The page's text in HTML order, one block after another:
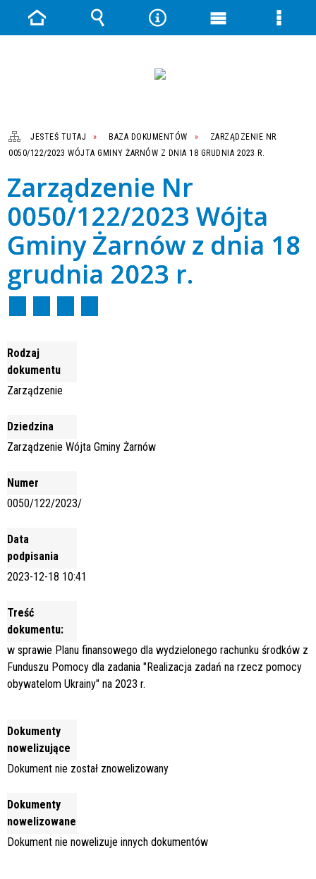
JESTEŚ TUTAJ BAZA DOKUMENTÓW
ZARZĄDZENIE NR
0050/122/2023 WÓJTA GMINY ŻARNÓW Z DNIA 18 GRUDNIA 2023 R.
Zarządzenie Nr
0050/122/2023 Wójta
Gminy Żarnów z dnia 18
grudnia 2023 r.
Rodzaj
dokumentu
Zarządzenie
Dziedzina
Zarządzenie Wójta Gminy Żarnów
Numer
0050/122/2023/
Data
podpisania
2023-12-18 10:41
Treść
dokumentu:
w sprawie Planu finansowego dla wydzielonego rachunku środków z
Funduszu Pomocy dla zadania "Realizacja zadań na rzecz pomocy
obywatelom Ukrainy" na 2023 r.
Dokumenty
nowelizujące
Dokument nie został znowelizowany
Dokumenty
nowelizowane
Dokument nie nowelizuje innych dokumentów
Strona
Wyszukiwarka
NarzędziaMenu
Menu